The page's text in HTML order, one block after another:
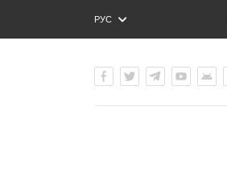
РУС
ENG